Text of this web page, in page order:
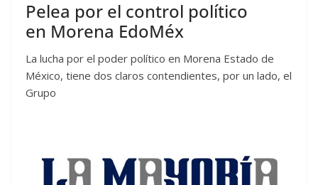
Pelea por el control político
en Morena EdoMéx
La lucha por el poder político en Morena Estado de
México, tiene dos claros contendientes, por un lado, el
Grupo